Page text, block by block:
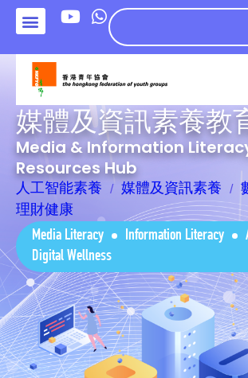
媒體及資訊素養教
Media & Information
Resources Hub
人工智能素養 媒體及資訊素養
理財健康
Media Literacy Information Literacy
Digital Wellness